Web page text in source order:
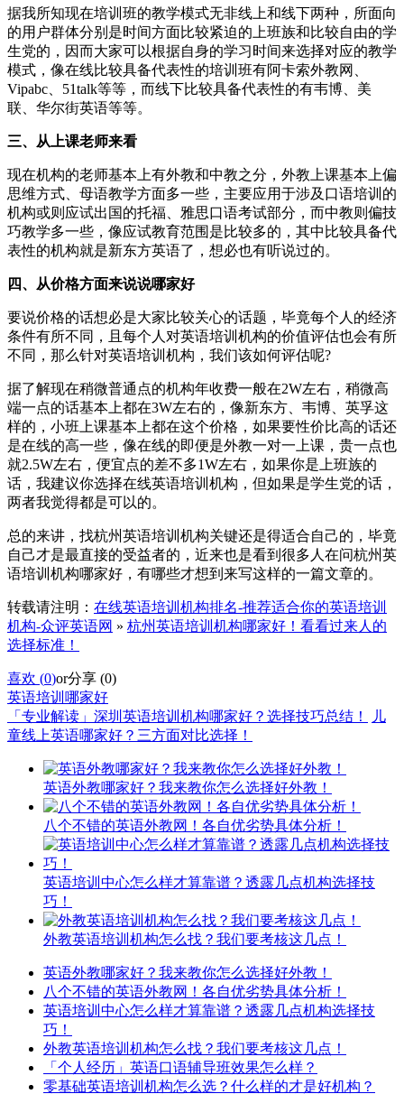
据我所知现在培训班的教学模式无非线上和线下两种，所面向
的用户群体分别是时间方面比较紧迫的上班族和比较自由的学
生党的，因而大家可以根据自身的学习时间来选择对应的教学
模式，像在线比较具备代表性的培训班有阿卡索外教网、
Vipabc、51talk等等，而线下比较具备代表性的有韦博、美
联、华尔街英语等等。
三、从上课老师来看
现在机构的老师基本上有外教和中教之分，外教上课基本上偏
思维方式、母语教学方面多一些，主要应用于涉及口语培训的
机构或则应试出国的托福、雅思口语考试部分，而中教则偏技
巧教学多一些，像应试教育范围是比较多的，其中比较具备代
表性的机构就是新东方英语了，想必也有听说过的。
四、从价格方面来说说哪家好
要说价格的话想必是大家比较关心的话题，毕竟每个人的经济
条件有所不同，且每个人对英语培训机构的价值评估也会有所
不同，那么针对英语培训机构，我们该如何评估呢?
据了解现在稍微普通点的机构年收费一般在2W左右，稍微高
端一点的话基本上都在3W左右的，像新东方、韦博、英孚这
样的，小班上课基本上都在这个价格，如果要性价比高的话还
是在线的高一些，像在线的即便是外教一对一上课，贵一点也
就2.5W左右，便宜点的差不多1W左右，如果你是上班族的
话，我建议你选择在线英语培训机构，但如果是学生党的话，
两者我觉得都是可以的。
总的来讲，找杭州英语培训机构关键还是得适合自己的，毕竟
自己才是最直接的受益者的，近来也是看到很多人在问杭州英
语培训机构哪家好，有哪些才想到来写这样的一篇文章的。
转载请注明： 在线英语培训机构排名-推荐适合你的英语培训
机构-众评英语网 » 杭州英语培训机构哪家好！看看过来人的
选择标准！
喜欢 (0)or分享 (0)
英语培训哪家好
「专业解读」深圳英语培训机构哪家好？选择技巧总结！
儿
童线上英语哪家好？三方面对比选择！
英语外教哪家好？我来教你怎么选择好外教！
八个不错的英语外教网！各自优劣势具体分析！
英语培训中心怎么样才算靠谱？透露几点机构选择技
巧！
外教英语培训机构怎么找？我们要考核这几点！
英语外教哪家好？我来教你怎么选择好外教！
八个不错的英语外教网！各自优劣势具体分析！
英语培训中心怎么样才算靠谱？透露几点机构选择技
巧！
外教英语培训机构怎么找？我们要考核这几点！
「个人经历」英语口语辅导班效果怎么样？
零基础英语培训机构怎么选？什么样的才是好机构？